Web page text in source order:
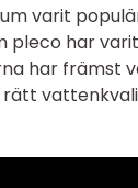
varit
pleco har
har främst